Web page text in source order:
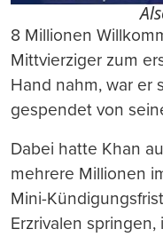
8 Millionen
Mittvierziger zum
Hand nahm, war er
gespendet von
Dabei hatte Khan
mehrere Millionen
Mini-
Erzrivalen